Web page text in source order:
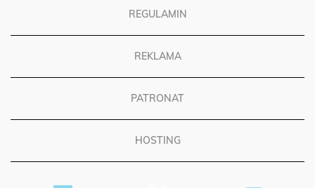
REGULAMIN
REKLAMA
PATRONAT
HOSTING